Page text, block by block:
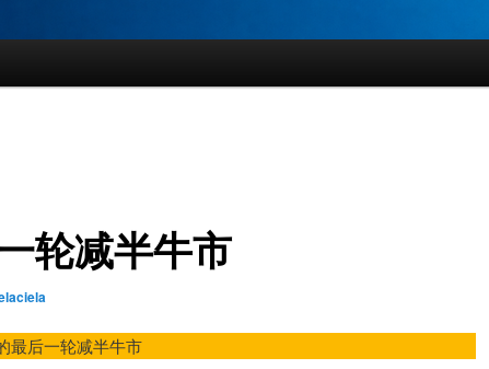
轮减半牛市
最后一轮减半牛市